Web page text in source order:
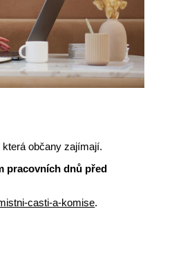
občany zajímají.
pracovních dnů před
casti-a-komise.